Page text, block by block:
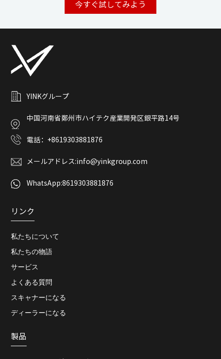
今すぐ試してみよう
YINKグループ
中国河南省鄭州市ハイテク産業開発区銀平路14号
電話： +8619303881876
メールアドレス:info@yinkgroup.com
WhatsApp:8619303881876
リンク
私たちについて
私たちの物語
サービス
よくある質問
スキャナーになる
ディーラーになる
製品